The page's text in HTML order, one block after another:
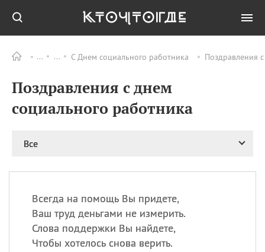
С Днем социального работника Поздравления
Поздравления с днем
социального работника
Все
Всегда на помощь Вы придете,
Ваш труд деньгами не измерить.
Слова поддержки Вы найдете,
Чтобы хотелось снова верить.
ПРАЗДНИКИ Все
08.08 День «Счастье
Happens Day)
великомученика
покровителя всех
врачей и целителя
больных
09.08 День книголюбов (Book